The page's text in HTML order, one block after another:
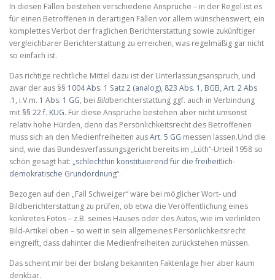
In diesen Fällen bestehen verschiedene Ansprüche – in der Regel ist es
für einen Betroffenen in derartigen Fällen vor allem wünschenswert, ein
komplettes Verbot der fraglichen Berichterstattung sowie zukünftiger
vergleichbarer Berichterstattung zu erreichen, was regelmäßig gar nicht
so einfach ist.
Das richtige rechtliche Mittel dazu ist der Unterlassungsanspruch, und
zwar der aus §§ 1004 Abs. 1 Satz 2 (analog), 823 Abs. 1 , BGB, Art. 2 Abs
.1 , i.V.m. 1 Abs. 1 GG, bei Bildberichterstattung ggf. auch in Verbindung
mit §§ 22 f. KUG. Für diese Ansprüche bestehen aber nicht umsonst
relativ hohe Hürden, denn das Persönlichkeitsrecht des Betroffenen
muss sich an den Medienfreiheiten ausArt. 5 GG messen lassen.Und die
sind, wie das Bundesverfassungsgericht bereits im „Lüth“-Urteil 1958 so
schön gesagt hat: „schlechthin konstituierend für die freiheitlich-
demokratische Grundordnung“.
Bezogen auf den „Fall Schweiger“ wäre bei möglicher Wort- und
Bildberichterstattung zu prüfen, ob etwa die Veröffentlichung eines
konkretes Fotos – z.B. seines Hauses oder des Autos, wie im verlinkten
Bild-Artikel oben – so weit in sein allgemeines Persönlichkeitsrecht
eingreift, dass dahinter die Medienfreiheiten zurückstehen müssen.
Das scheint mir bei der bislang bekannten Faktenlage hier aber kaum
denkbar.